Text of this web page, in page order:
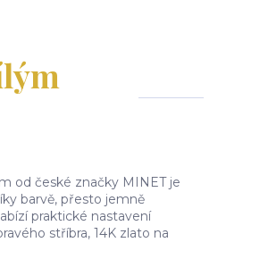
od české značky MINET je
barvě, přesto jemně
praktické nastavení
stříbra, 14K zlato na